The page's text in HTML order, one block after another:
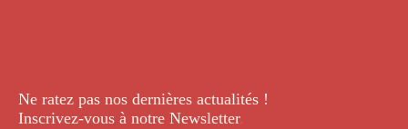
Ne ratez pas nos dernières actualités !
Inscrivez-vous à notre Newsletter.